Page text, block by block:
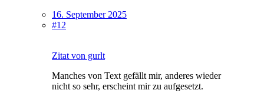
16. September 2025
#12
Zitat von gurlt
Manches von Text gefällt mir, anderes wieder
nicht so sehr, erscheint mir zu aufgesetzt.